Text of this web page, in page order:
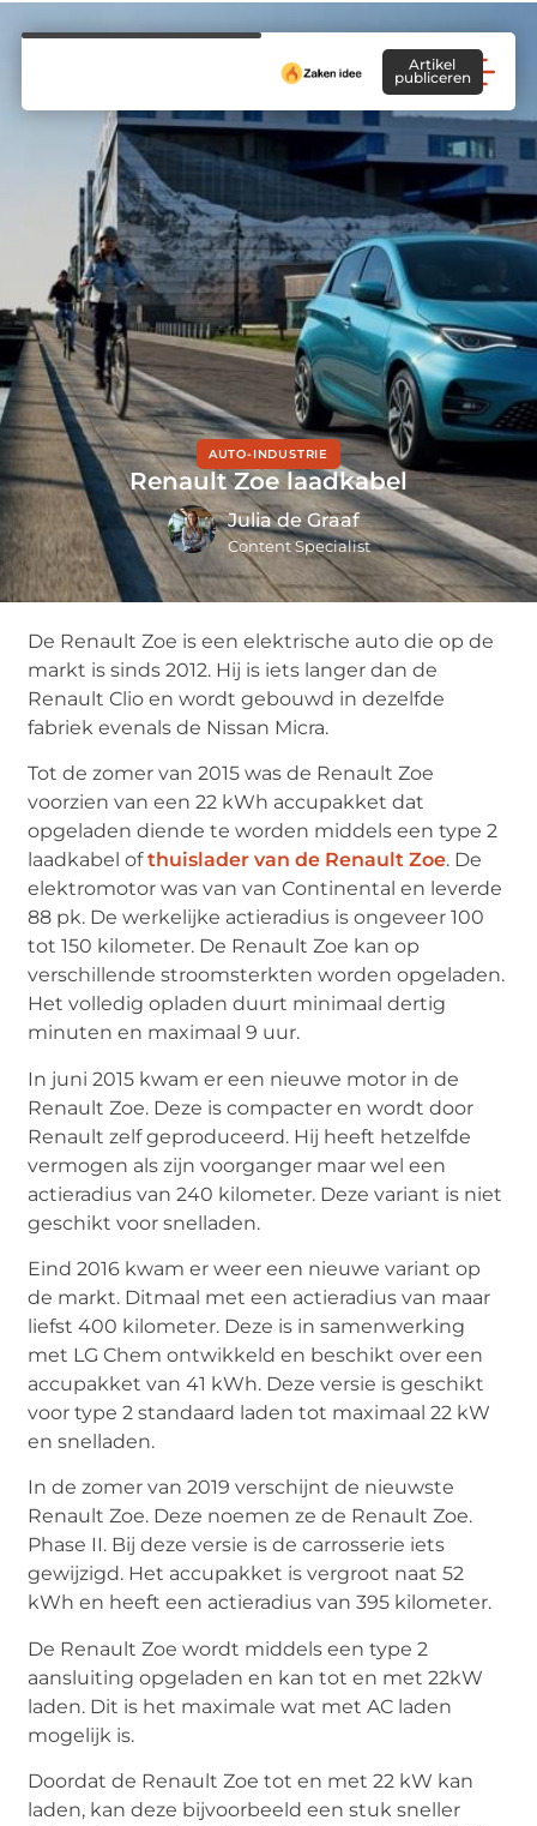
Artikel
publiceren
AUTO-INDUSTRIE
Renault Zoe laadkabel
Julia de Graaf
Content Specialist
De Renault Zoe is een elektrische auto die op de
markt is sinds 2012. Hij is iets langer dan de
Renault Clio en wordt gebouwd in dezelfde
fabriek evenals de Nissan Micra.
Tot de zomer van 2015 was de Renault Zoe
voorzien van een 22 kWh accupakket dat
opgeladen diende te worden middels een type 2
laadkabel ofthuislader van de Renault Zoe. De
elektromotor was van van Continental en leverde
88 pk. De werkelijke actieradius is ongeveer 100
tot 150 kilometer. De Renault Zoe kan op
verschillende stroomsterkten worden opgeladen.
Het volledig opladen duurt minimaal dertig
minuten en maximaal 9 uur.
In juni 2015 kwam er een nieuwe motor in de
Renault Zoe. Deze is compacter en wordt door
Renault zelf geproduceerd. Hij heeft hetzelfde
vermogen als zijn voorganger maar wel een
actieradius van 240 kilometer. Deze variant is niet
geschikt voor snelladen.
Eind 2016 kwam er weer een nieuwe variant op
de markt. Ditmaal met een actieradius van maar
liefst 400 kilometer. Deze is in samenwerking
met LG Chem ontwikkeld en beschikt over een
accupakket van 41 kWh. Deze versie is geschikt
voor type 2 standaard laden tot maximaal 22 kW
en snelladen.
In de zomer van 2019 verschijnt de nieuwste
Renault Zoe. Deze noemen ze de Renault Zoe.
Phase II. Bij deze versie is de carrosserie iets
gewijzigd. Het accupakket is vergroot naat 52
kWh en heeft een actieradius van 395 kilometer.
De Renault Zoe wordt middels een type 2
aansluiting opgeladen en kan tot en met 22kW
laden. Dit is het maximale wat met AC laden
mogelijk is.
Doordat de Renault Zoe tot en met 22 kW kan
laden, kan deze bijvoorbeeld een stuk sneller